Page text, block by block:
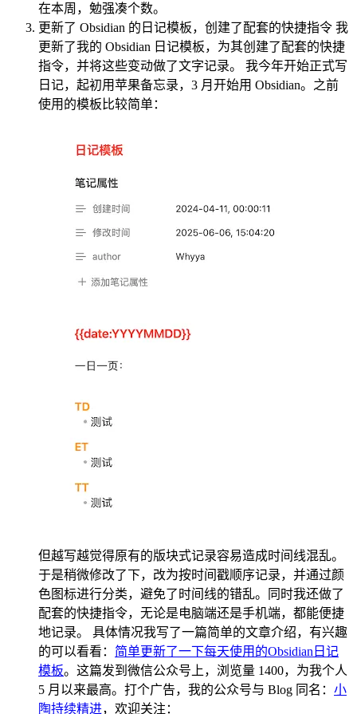
在本周，勉强凑个数。
更新了 Obsidian 的日记模板，创建了配套的快捷指令 我
更新了我的 Obsidian 日记模板，为其创建了配套的快捷
指令，并将这些变动做了文字记录。 我今年开始正式写
日记，起初用苹果备忘录，3 月开始用 Obsidian。之前
使用的模板比较简单：
但越写越觉得原有的版块式记录容易造成时间线混乱。
于是稍微修改了下，改为按时间戳顺序记录，并通过颜
色图标进行分类，避免了时间线的错乱。同时我还做了
配套的快捷指令，无论是电脑端还是手机端，都能便捷
地记录。 具体情况我写了一篇简单的文章介绍，有兴趣
的可以看看： 简单更新了一下每天使用的Obsidian日记
模板。这篇发到微信公众号上，浏览量 1400，为我个人
5 月以来最高。打个广告，我的公众号与 Blog 同名： 小
陶持续精进，欢迎关注：